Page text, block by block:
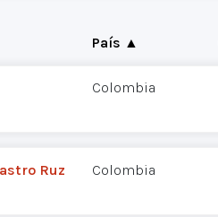
País ▲
Colombia
Ruz Colombia